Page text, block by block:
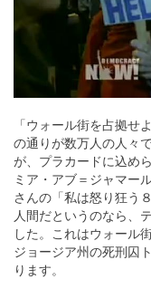
「ウォール街を占拠せ
の通りが数万人の人々
が、プラカードに込め
ミア・アブ＝ジャマー
さんの「私は怒り狂う
人間だというのなら、
した。これはウォール
ジョージア州の死刑囚
ります。